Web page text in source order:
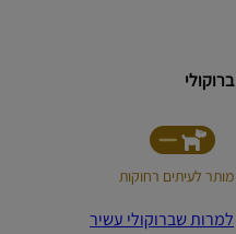
ברוקולי
מותר לעיתים רחוקות
למרות שברוקולי עשיר